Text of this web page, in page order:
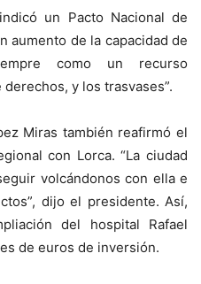
un Pacto Nacional de
aumento de la capacidad de
como un recurso
y los trasvases”.
Miras también reafirmó el
con Lorca. “La ciudad
volcándonos con ella e
dijo el presidente. Así,
del hospital Rafael
de euros de inversión.